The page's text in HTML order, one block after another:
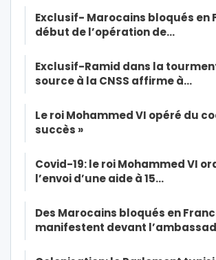
Exclusif- Marocains bloqués en
début de l’opération de…
Exclusif-Ramid dans la
source à la CNSS affirme à…
Le roi Mohammed VI opéré du
succès »
Covid-19: le roi Mohammed VI
l’envoi d’une aide à 15…
Des Marocains bloqués en
manifestent devant